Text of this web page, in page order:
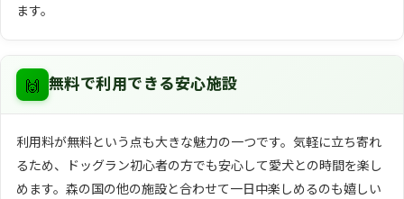
ます。
🙌 無料で利用できる安心施設
利用料が無料という点も大きな魅力の一つです。気軽に立ち寄れ
るため、ドッグラン初心者の方でも安心して愛犬との時間を楽し
めます。森の国の他の施設と合わせて一日中楽しめるのも嬉しい